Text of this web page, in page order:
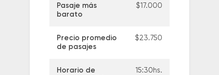
Pasaje más
barato
$17.000
Precio promedio
de pasajes
$23.750
Horario de
15:30hs.